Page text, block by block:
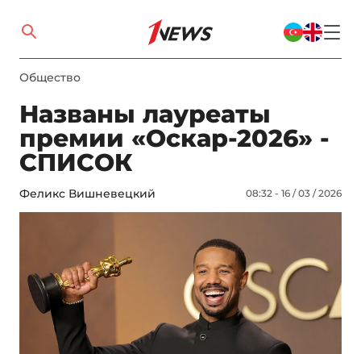
Общество
Названы лауреаты
премии «Оскар-2026» -
СПИСОК
Феликс Вишневецкий 08:32 - 16 / 03 / 2026